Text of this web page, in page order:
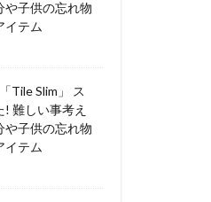
や子供の忘れ物
イテム
Tile Slim」 ス
難しい事考え
や子供の忘れ物
イテム